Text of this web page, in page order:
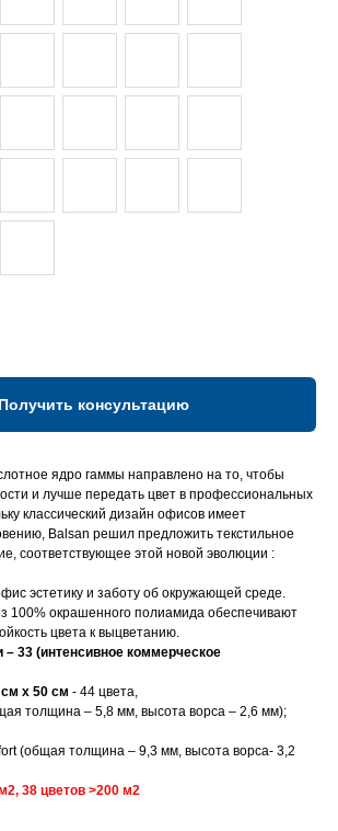
Получить консультацию
ядро гаммы направлено на то, чтобы
и лучше передать цвет в профессиональных
классический дизайн офисов имеет
Balsan решил предложить текстильное
соответствующее этой новой эволюции :
эстетику и заботу об окружающей среде.
100% окрашенного полиамида обеспечивают
цвета к выцветанию.
– 33 (интенсивное коммерческое
см x 50 см - 44 цвета,
толщина – 5,8 мм, высота ворса – 2,6 мм);
(общая толщина – 9,3 мм, высота ворса- 3,2
38 цветов >200 м2